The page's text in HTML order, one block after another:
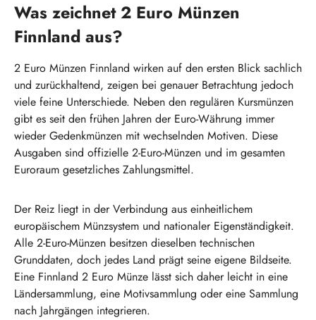
Was zeichnet 2 Euro Münzen
Finnland aus?
2 Euro Münzen Finnland wirken auf den ersten Blick sachlich
und zurückhaltend, zeigen bei genauer Betrachtung jedoch
viele feine Unterschiede. Neben den regulären Kursmünzen
gibt es seit den frühen Jahren der Euro-Währung immer
wieder Gedenkmünzen mit wechselnden Motiven. Diese
Ausgaben sind offizielle 2-Euro-Münzen und im gesamten
Euroraum gesetzliches Zahlungsmittel.
Der Reiz liegt in der Verbindung aus einheitlichem
europäischem Münzsystem und nationaler Eigenständigkeit.
Alle 2-Euro-Münzen besitzen dieselben technischen
Grunddaten, doch jedes Land prägt seine eigene Bildseite.
Eine Finnland 2 Euro Münze lässt sich daher leicht in eine
Ländersammlung, eine Motivsammlung oder eine Sammlung
nach Jahrgängen integrieren.